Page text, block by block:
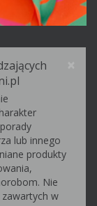
lub innego
produkty
Nie
w